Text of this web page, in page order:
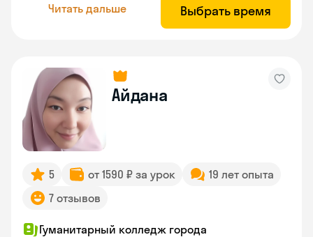
Читать дальше Выбрать время
Айдана
5 от 1590 ₽ за урок
19 лет опыта
7 отзывов
Гуманитарный колледж города